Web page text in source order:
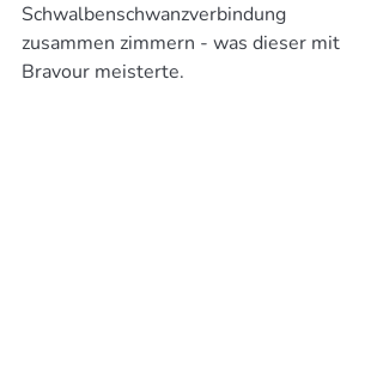
Schwalbenschwanzverbindung
zusammen zimmern - was dieser mit
Bravour meisterte.